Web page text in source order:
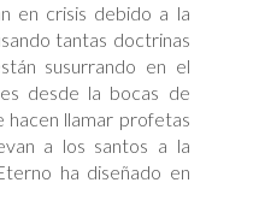
en crisis debido a la
tantas doctrinas
susurrando en el
desde la bocas de
hacen llamar profetas
a los santos a la
ha diseñado en